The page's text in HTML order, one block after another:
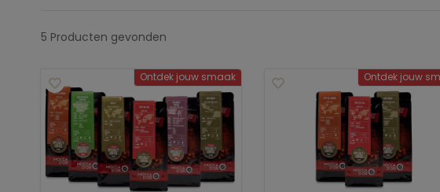
5 Producten gevonden
Ontdek jouw smaak Ontdek jouw